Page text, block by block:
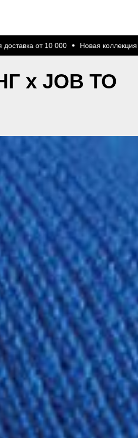
Бесплатная доставка от 10 000
х JOB TO